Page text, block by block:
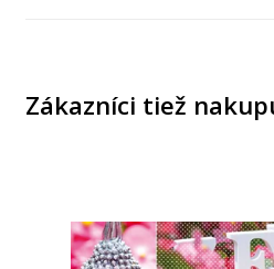
Zákazníci tiež